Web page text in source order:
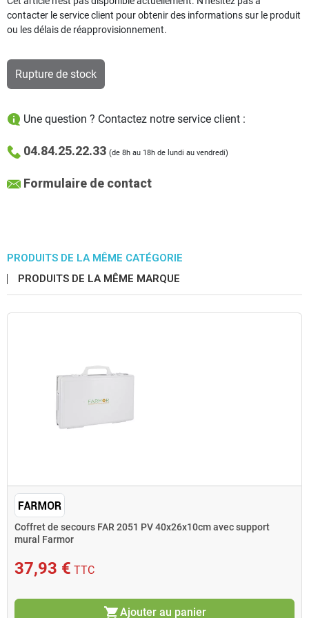
contacter le service client pour obtenir des informations sur le produit
ou les délais de réapprovisionnement.
Rupture de stock
Une question ? Contactez notre service client :
04.84.25.22.33 (de 8h au 18h de lundi au vendredi)
Formulaire de contact
PRODUITS DE LA MÊME CATÉGORIE
PRODUITS DE LA MÊME MARQUE
Coffret de secours FAR 2051 PV 40x26x10cm avec support
mural Farmor
37,93 € TTC
shopping_cartAjouter au panier